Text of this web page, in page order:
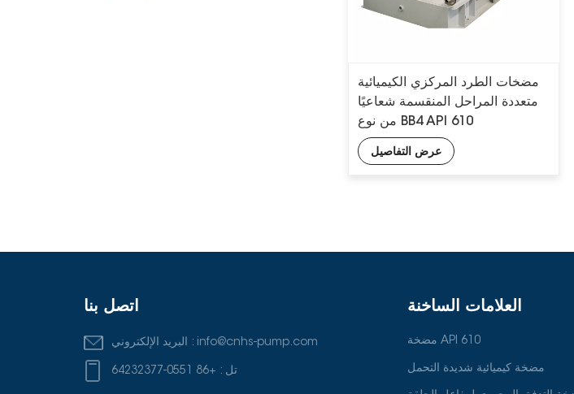
مضخات الطرد المركزي الكيميائية
متعددة المراحل المنقسمة شعاعيًا
من نوع BB4 API 610
عرض التفاصيل
اتصل بنا
البريد الإلكتروني : info@cnhs-pump.com
تل : +86 0551-64232377
العلامات الساخنة
مضخة API 610
مضخة كيميائية شديدة التحمل